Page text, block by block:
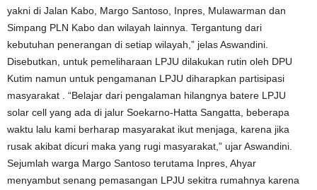
yakni di Jalan Kabo, Margo Santoso, Inpres, Mulawarman dan
Simpang PLN Kabo dan wilayah lainnya. Tergantung dari
kebutuhan penerangan di setiap wilayah,” jelas Aswandini.
Disebutkan, untuk pemeliharaan LPJU dilakukan rutin oleh DPU
Kutim namun untuk pengamanan LPJU diharapkan partisipasi
masyarakat . “Belajar dari pengalaman hilangnya batere LPJU
solar cell yang ada di jalur Soekarno-Hatta Sangatta, beberapa
waktu lalu kami berharap masyarakat ikut menjaga, karena jika
rusak akibat dicuri maka yang rugi masyarakat,” ujar Aswandini.
Sejumlah warga Margo Santoso terutama Inpres, Ahyar
menyambut senang pemasangan LPJU sekitra rumahnya karena